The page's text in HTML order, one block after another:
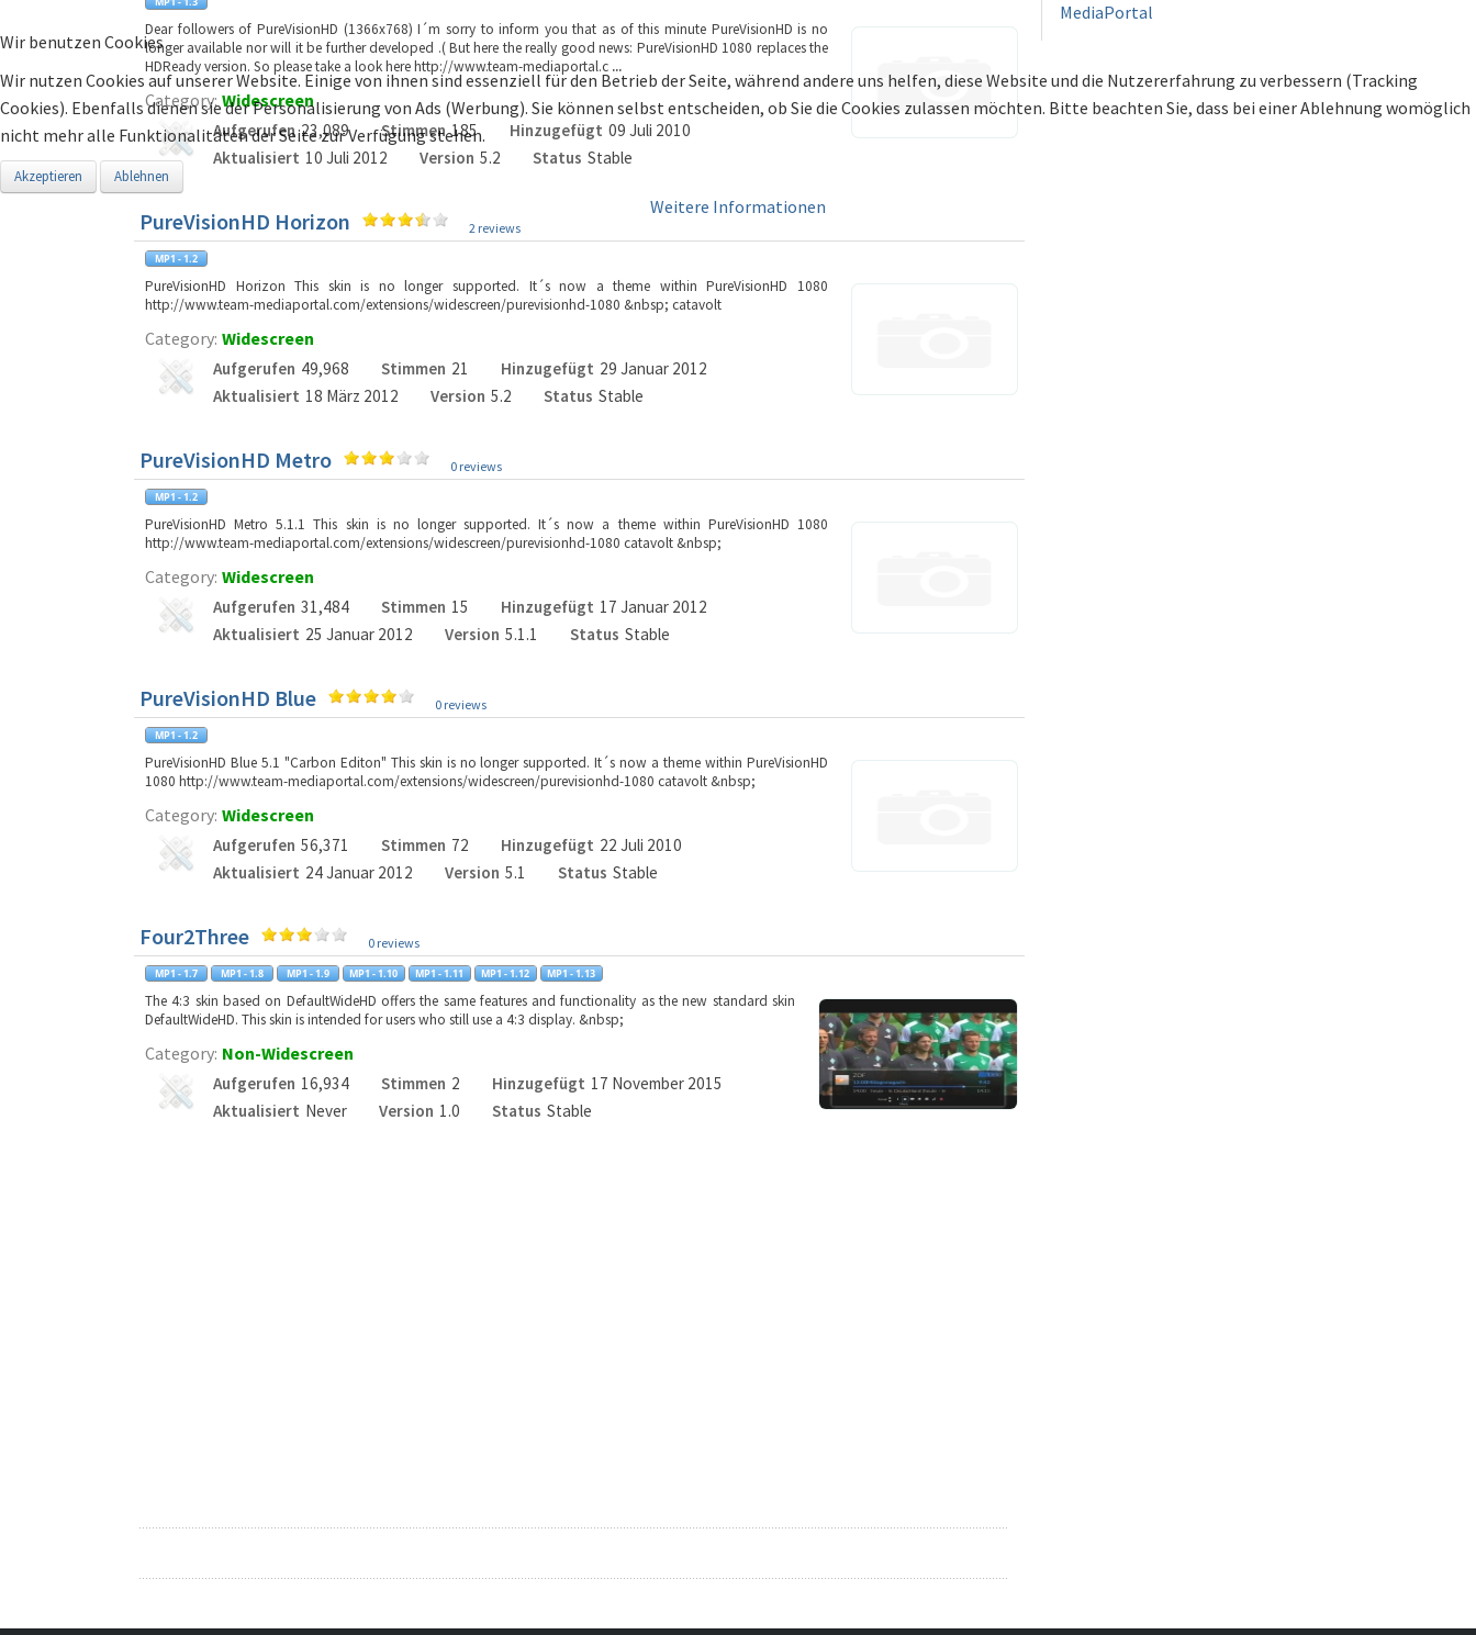
Dear followers of PureVisionHD (1366x768) I´m sorry to inform you that as of this minute PureVisionHD is no
longer available nor will it be further developed .( But here the really good news: PureVisionHD 1080 replaces the
HDReady version. So please take a look here http://www.team-mediaportal.c ...
Category: Widescreen
Aufgerufen 23,089 Stimmen 185 Hinzugefügt 09 Juli 2010
Aktualisiert 10 Juli 2012 Version 5.2 Status Stable
PureVisionHD Horizon 2 reviews
PureVisionHD Horizon This skin is no longer supported. It´s now a theme within PureVisionHD 1080
http://www.team-mediaportal.com/extensions/widescreen/purevisionhd-1080 &nbsp; catavolt
Category: Widescreen
Aufgerufen 49,968 Stimmen 21 Hinzugefügt 29 Januar 2012
Aktualisiert 18 März 2012 Version 5.2 Status Stable
PureVisionHD Metro 0 reviews
PureVisionHD Metro 5.1.1 This skin is no longer supported. It´s now a theme within PureVisionHD 1080
http://www.team-mediaportal.com/extensions/widescreen/purevisionhd-1080 catavolt &nbsp;
Category: Widescreen
Aufgerufen 31,484 Stimmen 15 Hinzugefügt 17 Januar 2012
Aktualisiert 25 Januar 2012 Version 5.1.1 Status Stable
PureVisionHD Blue 0 reviews
PureVisionHD Blue 5.1 "Carbon Editon" This skin is no longer supported. It´s now a theme within PureVisionHD
1080 http://www.team-mediaportal.com/extensions/widescreen/purevisionhd-1080 catavolt &nbsp;
Category: Widescreen
Aufgerufen 56,371 Stimmen 72 Hinzugefügt 22 Juli 2010
Aktualisiert 24 Januar 2012 Version 5.1 Status Stable
Four2Three 0 reviews
The 4:3 skin based on DefaultWideHD offers the same features and functionality as the new standard skin
DefaultWideHD. This skin is intended for users who still use a 4:3 display. &nbsp;
Category: Non-Widescreen
Aufgerufen 16,934 Stimmen 2 Hinzugefügt 17 November 2015
Aktualisiert Never Version 1.0 Status Stable
MediaPortal
Wir benutzen Cookies
Wir nutzen Cookies auf unserer Website. Einige von ihnen sind essenziell für den Betrieb der Seite, während andere uns helfen, diese Website und die Nutzererfahrung zu verbessern (Tracking
Cookies). Ebenfalls dienen sie der Personalisierung von Ads (Werbung). Sie können selbst entscheiden, ob Sie die Cookies zulassen möchten. Bitte beachten Sie, dass bei einer Ablehnung womöglich
nicht mehr alle Funktionalitäten der Seite zur Verfügung stehen.
Akzeptieren Ablehnen
Weitere Informationen